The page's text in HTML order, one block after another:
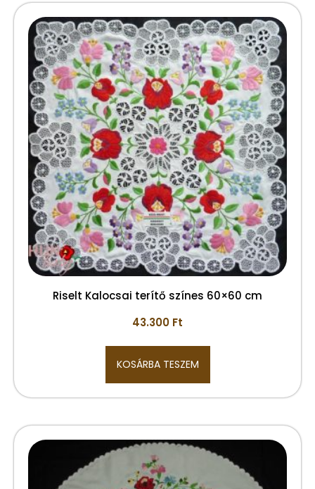
Riselt Kalocsai terítő színes 60×60 cm
43.300 Ft
KOSÁRBA TESZEM